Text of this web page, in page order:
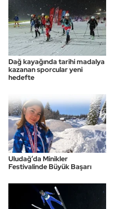
Dağ kayağında tarihi madalya
kazanan sporcular yeni
hedefte
Uludağ’da Minikler
Festivalinde Büyük Başarı